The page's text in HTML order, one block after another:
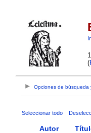
(
Opciones de búsqueda
Seleccionar todo
Autor